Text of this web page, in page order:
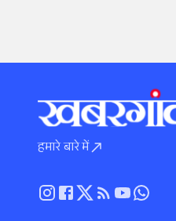
हमारे बारे में